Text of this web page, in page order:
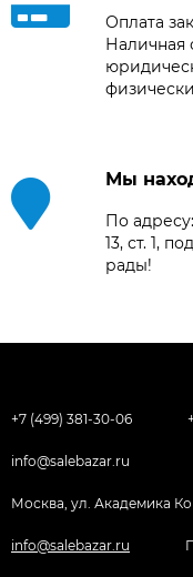
Оплата
Наличная
Мы
По
13, ст. 1,
рады!
+7 (499) 381-30-06
info@salebazar.ru
Москва, ул. Академика
info@salebazar.ru